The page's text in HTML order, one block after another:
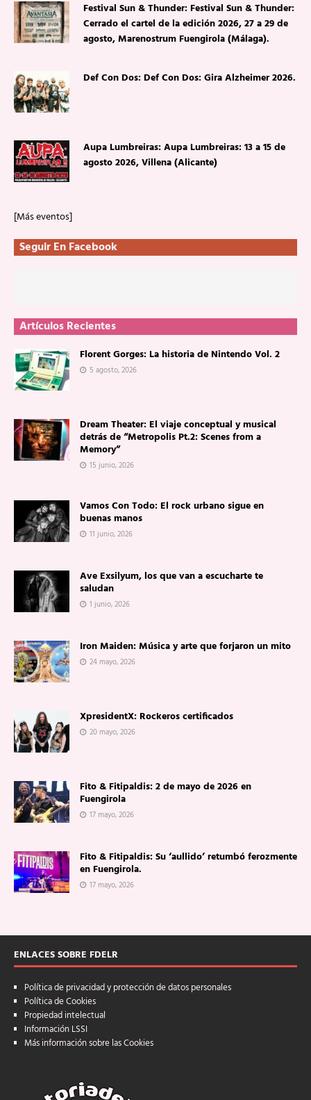
Festival Sun & Thunder: Festival Sun & Thunder:
Cerrado el cartel de la edición 2026, 27 a 29 de
agosto, Marenostrum Fuengirola (Málaga).
Def Con Dos: Def Con Dos: Gira Alzheimer 2026.
Aupa Lumbreiras: Aupa Lumbreiras: 13 a 15 de
agosto 2026, Villena (Alicante)
[Más eventos]
Seguir En Facebook
Artículos Recientes
Florent Gorges: La historia de Nintendo Vol. 2
5 agosto, 2026
Dream Theater: El viaje conceptual y musical
detrás de “Metropolis Pt.2: Scenes from a
Memory”
15 junio, 2026
Vamos Con Todo: El rock urbano sigue en
buenas manos
11 junio, 2026
Ave Exsilyum, los que van a escucharte te
saludan
1 junio, 2026
Iron Maiden: Música y arte que forjaron un mito
24 mayo, 2026
XpresidentX: Rockeros certificados
20 mayo, 2026
Fito & Fitipaldis: 2 de mayo de 2026 en
Fuengirola
17 mayo, 2026
Fito & Fitipaldis: Su ‘aullido’ retumbó ferozmente
en Fuengirola.
17 mayo, 2026
ENLACES SOBRE FDELR
Política de privacidad y protección de datos personales
Política de Cookies
Propiedad intelectual
Información LSSI
Más información sobre las Cookies